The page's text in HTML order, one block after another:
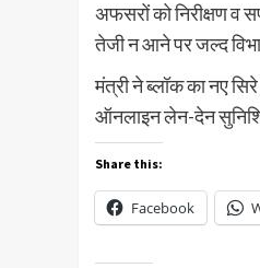
अफसरों को निरीक्षण व
तेजी न आने पर जल्द
मंत्री ने ब्लॉक का नए
ऑनलाइन लेन-देन
Share this:
Facebook